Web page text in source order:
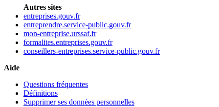
Autres sites
entreprises.gouv.fr
entreprendre.service-public.gouv.fr
mon-entreprise.urssaf.fr
formalites.entreprises.gouv.fr
conseillers-entreprises.service-public.gouv.fr
Aide
Questions fréquentes
Définitions
Supprimer ses données personnelles